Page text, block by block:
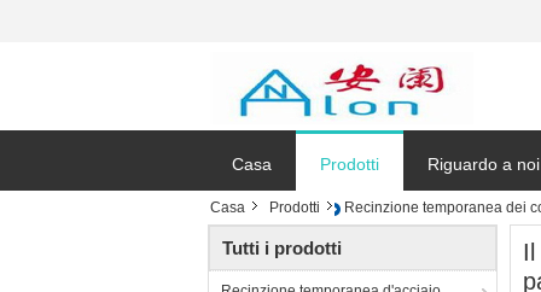
Casa Prodotti Riguardo a noi
Casa Prodotti Recinzione temporanea dei
Tutti i prodotti
Il